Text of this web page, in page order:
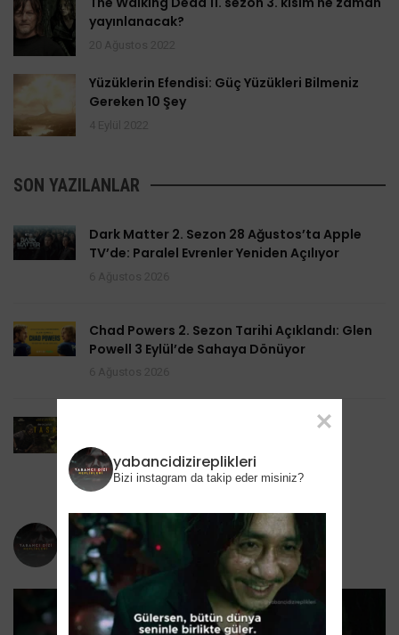
yayınlanacak?
Yüzüklerin Efendisi: Güç Yüzükleri Bilmeniz
Gereken 10 Şey
SON YAZILANLAR
Dark Matter 2. Sezon 28 Ağustos’ta Apple
TV’de: Paralel Evrenler Yeniden Açılıyor
Chad Powers 2. Sezon Tarihi Açıklandı: Glen
Powell 3 Eylül’de Sahaya Dönüyor
Task 2. Sezona Yenilendi: Mark Ruffalo
HBO’nun Suç Dramanına Geri Dönüyor
6 Ağustos 2026
yabancidizireplikleri
Bizi instagram da takip eder misiniz?
yabancidizireplikleri
Bizi instagram da takip eder misiniz?